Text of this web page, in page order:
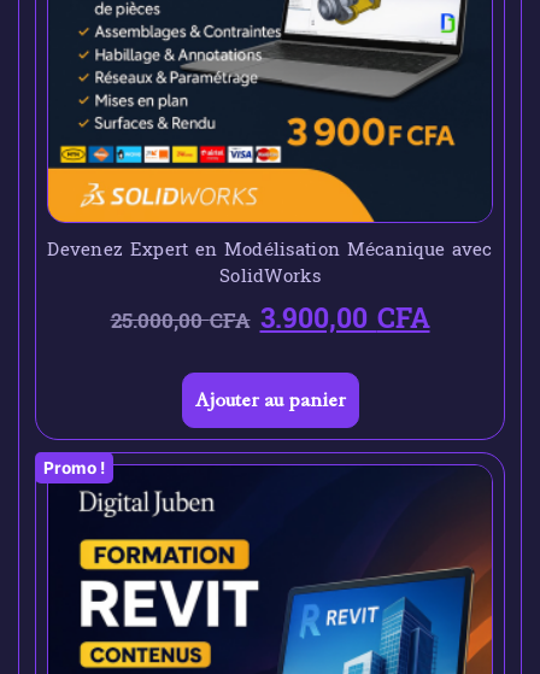
Devenez Expert en Modélisation Mécanique avec
SolidWorks
25.000,00CFA 3.900,00CFA
Ajouter au panier
Promo !